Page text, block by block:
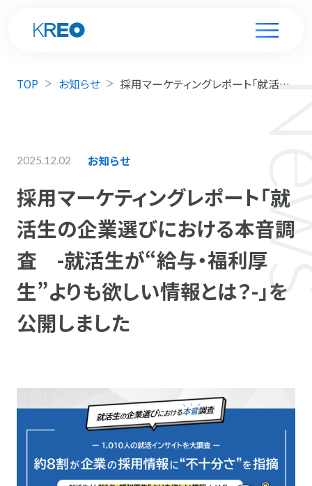
TOP お知らせ 採用マーケティングレポート「就活生の企業選びにおける本音調査 -就活生が“給与・福利厚生”よりも欲しい情報とは？-」を公開しました
2025.12.02 お知らせ
採用マーケティングレポート「就
活生の企業選びにおける本音調
査 -就活生が“給与・福利厚
生”よりも欲しい情報とは？-」を
公開しました